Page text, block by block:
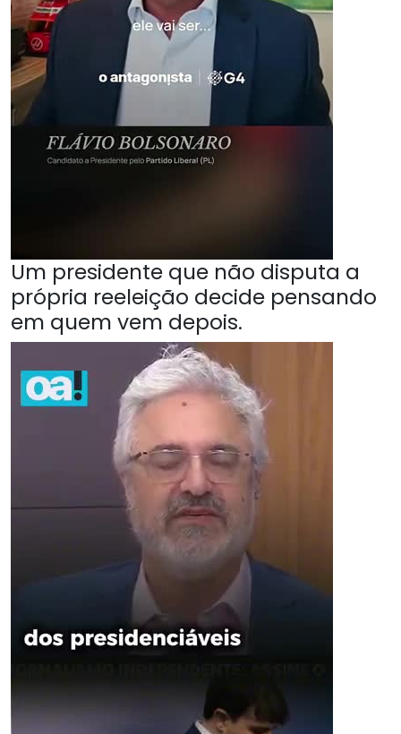
Um presidente que não disputa a
própria reeleição decide pensando
em quem vem depois.